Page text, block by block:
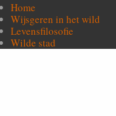
Home
Wijsgeren in het wild
Levensfilosofie
Wilde stad